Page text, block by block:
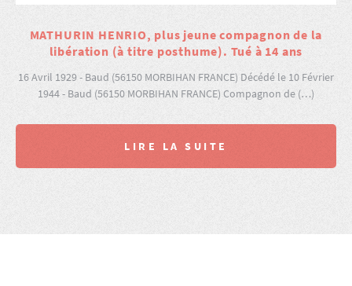
MATHURIN HENRIO, plus jeune compagnon de la
libération (à titre posthume). Tué à 14 ans
16 Avril 1929 - Baud (56150 MORBIHAN FRANCE) Décédé le 10 Février
1944 - Baud (56150 MORBIHAN FRANCE) Compagnon de (…)
LIRE LA SUITE